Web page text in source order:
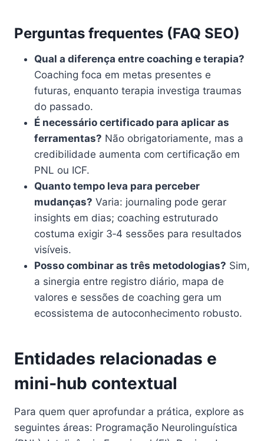
Perguntas frequentes (FAQ SEO)
Qual a diferença entre coaching e terapia?
Coaching foca em metas presentes e
futuras, enquanto terapia investiga traumas
do passado.
É necessário certificado para aplicar as
ferramentas? Não obrigatoriamente, mas a
credibilidade aumenta com certificação em
PNL ou ICF.
Quanto tempo leva para perceber
mudanças? Varia: journaling pode gerar
insights em dias; coaching estruturado
costuma exigir 3‑4 sessões para resultados
visíveis.
Posso combinar as três metodologias? Sim,
a sinergia entre registro diário, mapa de
valores e sessões de coaching gera um
ecossistema de autoconhecimento robusto.
Entidades relacionadas e
mini‑hub contextual
Para quem quer aprofundar a prática, explore as
seguintes áreas: Programação Neurolinguística